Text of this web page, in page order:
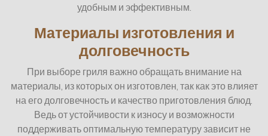
удобным и эффективным.
Материалы изготовления и
долговечность
При выборе гриля важно обращать внимание на
материалы, из которых он изготовлен, так как это влияет
на его долговечность и качество приготовления блюд.
Ведь от устойчивости к износу и возможности
поддерживать оптимальную температуру зависит не